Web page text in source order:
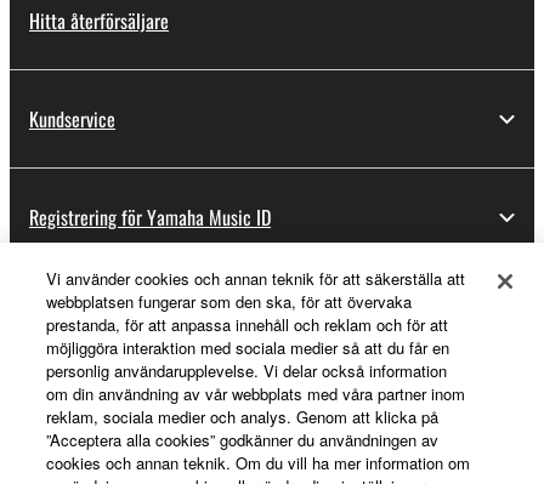
Hitta återförsäljare
Kundservice
Registrering för Yamaha Music ID
Om Yamaha
Sverige - Swedish
Business
Vi använder cookies och annan teknik för att säkerställa att
webbplatsen fungerar som den ska, för att övervaka
prestanda, för att anpassa innehåll och reklam och för att
möjliggöra interaktion med sociala medier så att du får en
personlig användarupplevelse. Vi delar också information
om din användning av vår webbplats med våra partner inom
reklam, sociala medier och analys. Genom att klicka på
”Acceptera alla cookies” godkänner du användningen av
cookies och annan teknik. Om du vill ha mer information om